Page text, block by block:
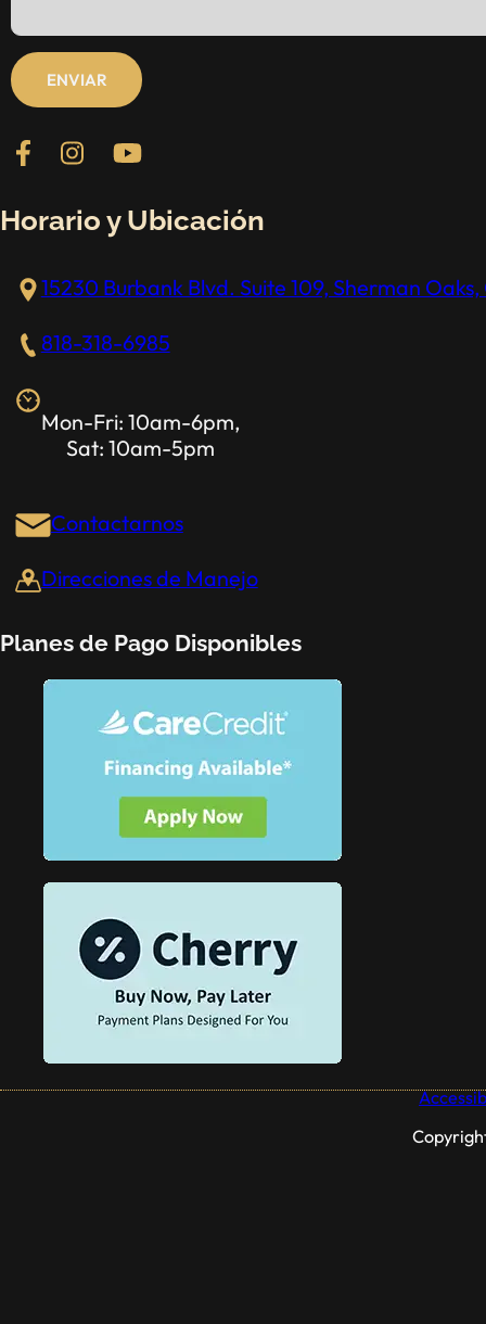
ENVIAR
Follow us on Facebook
Follow us on Instagram
Check out our YouTube channel
Horario y Ubicación
15230 Burbank Blvd. Suite 109, Sherman Oaks,
818-318-6985
Mon-Fri: 10am-6pm,
Sat: 10am-5pm
Contactarnos
Direcciones de Manejo
Planes de Pago Disponibles